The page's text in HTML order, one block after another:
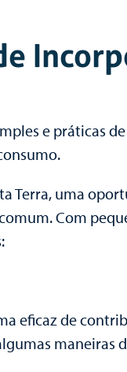
e práticas
Terra, uma
Com
eficaz de
maneiras